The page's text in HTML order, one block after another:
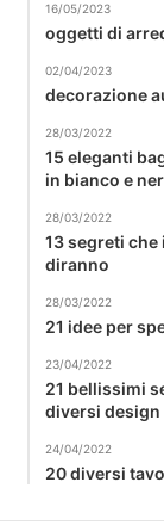
16/05/2023
oggetti di
02/04/2023
decorazione
28/03/2022
15 eleganti
in bianco e
28/03/2022
13 segreti
diranno
28/03/2022
21 idee per
23/04/2022
21 bellissimi
diversi design
24/04/2022
20 diversi